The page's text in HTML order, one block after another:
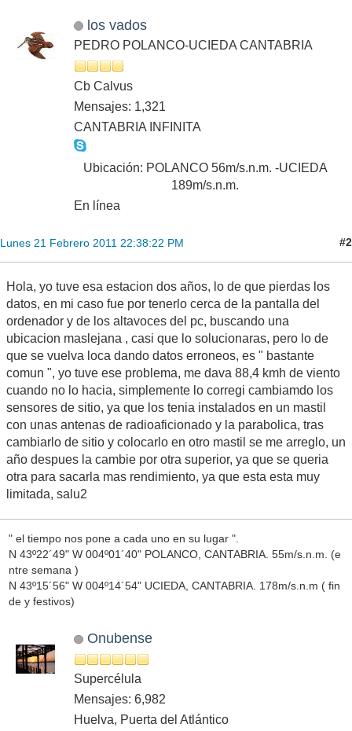
los vados
PEDRO POLANCO-UCIEDA CANTABRIA
Cb Calvus
Mensajes: 1,321
CANTABRIA INFINITA
Ubicación: POLANCO 56m/s.n.m. -UCIEDA
189m/s.n.m.
En línea
Lunes 21 Febrero 2011 22:38:22 PM #2
Hola, yo tuve esa estacion dos años, lo de que pierdas los
datos, en mi caso fue por tenerlo cerca de la pantalla del
ordenador y de los altavoces del pc, buscando una
ubicacion maslejana , casi que lo solucionaras, pero lo de
que se vuelva loca dando datos erroneos, es " bastante
comun ", yo tuve ese problema, me dava 88,4 kmh de viento
cuando no lo hacia, simplemente lo corregi cambiamdo los
sensores de sitio, ya que los tenia instalados en un mastil
con unas antenas de radioaficionado y la parabolica, tras
cambiarlo de sitio y colocarlo en otro mastil se me arreglo, un
año despues la cambie por otra superior, ya que se queria
otra para sacarla mas rendimiento, ya que esta esta muy
limitada, salu2
" el tiempo nos pone a cada uno en su lugar ".
N 43º22´49" W 004º01´40" POLANCO, CANTABRIA. 55m/s.n.m. (e
ntre semana )
N 43º15´56" W 004º14´54" UCIEDA, CANTABRIA. 178m/s.n.m ( fin
de y festivos)
Onubense
Supercélula
Mensajes: 6,982
Huelva, Puerta del Atlántico